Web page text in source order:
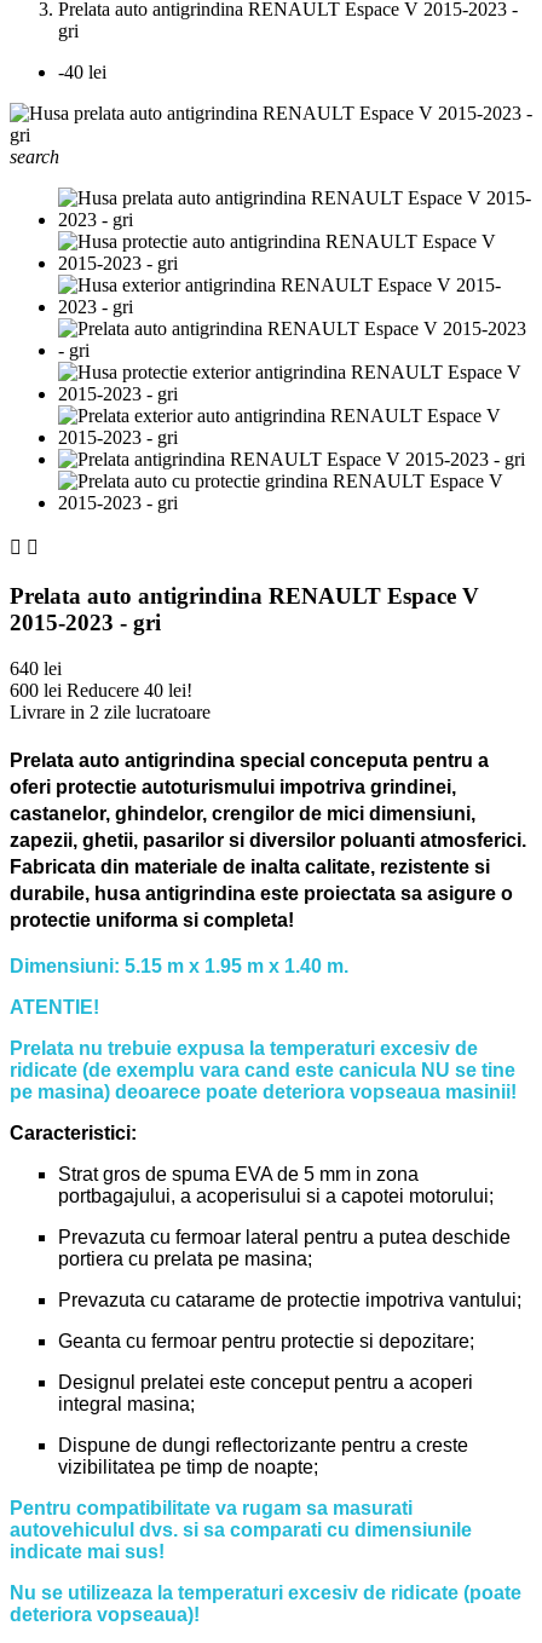
Prelata auto antigrindina RENAULT Espace V 2015-2023 -
gri
-40 lei
search
 
Prelata auto antigrindina RENAULT Espace V
2015-2023 - gri
640 lei
600 lei Reducere 40 lei!
Livrare in 2 zile lucratoare
Prelata auto antigrindina special conceputa pentru a
oferi protectie autoturismului impotriva grindinei,
castanelor, ghindelor, crengilor de mici dimensiuni,
zapezii, ghetii, pasarilor si diversilor poluanti atmosferici.
Fabricata din materiale de inalta calitate, rezistente si
durabile, husa antigrindina este proiectata sa asigure o
protectie uniforma si completa!
Dimensiuni: 5.15 m x 1.95 m x 1.40 m.
ATENTIE!
Prelata nu trebuie expusa la temperaturi excesiv de
ridicate (de exemplu vara cand este canicula NU se tine
pe masina) deoarece poate deteriora vopseaua masinii!
Caracteristici:
Strat gros de spuma EVA de 5 mm in zona
portbagajului, a acoperisului si a capotei motorului;
Prevazuta cu fermoar lateral pentru a putea deschide
portiera cu prelata pe masina;
Prevazuta cu catarame de protectie impotriva vantului;
Geanta cu fermoar pentru protectie si depozitare;
Designul prelatei este conceput pentru a acoperi
integral masina;
Dispune de dungi reflectorizante pentru a creste
vizibilitatea pe timp de noapte;
Pentru compatibilitate va rugam sa masurati
autovehiculul dvs. si sa comparati cu dimensiunile
indicate mai sus!
Nu se utilizeaza la temperaturi excesiv de ridicate (poate
deteriora vopseaua)!